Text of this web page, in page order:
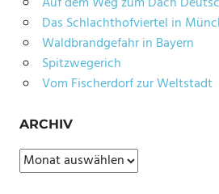
KRÄUTERKÜCHE
KRÄUTERWISSEN
NATURHEILKUNDE
NIERENKRAUT
SAUERAMPFER
Das Schlachthofviertel in
Waldbrandgefahr in Bayern
Spitzwegerich
Vom Fischerdorf zur Weltstadt
ARCHIV
Archiv